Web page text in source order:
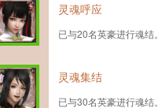
灵魂呼应
已与20名英豪进行魂结。
灵魂集结
已与30名英豪进行魂结。